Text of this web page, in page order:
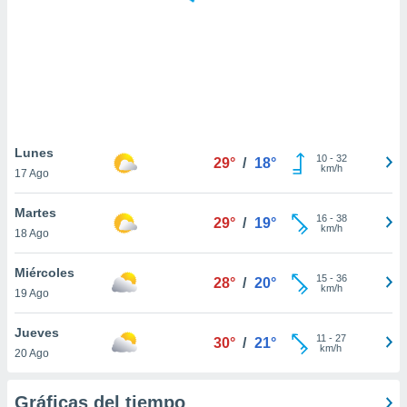
únicos
similares
como
IP
posible
traten tus
en
Para
Lunes
17 Ago
29° / 18° 10- 32
km/h
Martes
18 Ago
29° / 19° 16- 38
km/h
Miércoles
19 Ago
28° / 20° 15- 36
km/h
Jueves
20 Ago
30° / 21° 11 - 27
km/h
Gráficas del tiempo